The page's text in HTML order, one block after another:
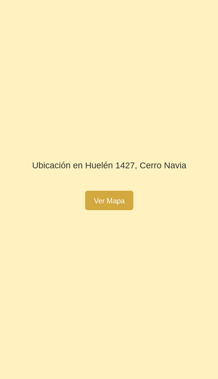
Ubicación en Huelén 1427, Cerro Navia
Ver Mapa